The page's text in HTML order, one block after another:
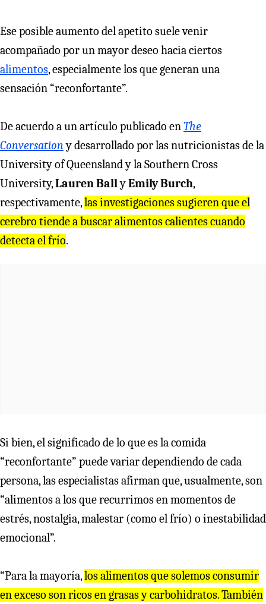
Ese posible aumento del apetito suele venir
acompañado por un mayor deseo hacia ciertos
alimentos, especialmente los que generan una
sensación “reconfortante”.
De acuerdo a un artículo publicado enThe
Conversationy desarrollado por las nutricionistas de la
University of Queensland y la Southern Cross
University,Lauren BallyEmily Burch,
respectivamente,las investigaciones sugieren que el
cerebro tiende a buscar alimentos calientes cuando
detecta el frío.
Si bien, el significado de lo que es la comida
“reconfortante” puede variar dependiendo de cada
persona, las especialistas afirman que, usualmente, son
“alimentos a los que recurrimos en momentos de
estrés, nostalgia, malestar (como el frío) o inestabilidad
emocional”.
“Para la mayoría,los alimentos que solemos consumir
en exceso son ricos en grasas y carbohidratos. También